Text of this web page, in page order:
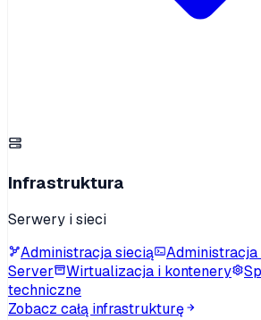
Infrastruktura
Serwery i sieci
Administracja siecią
Administracja
Server
Wirtualizacja i kontenery
techniczne
Zobacz całą infrastrukturę